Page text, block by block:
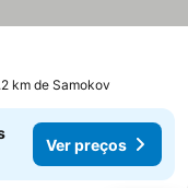
km de Samokov
Ver preços